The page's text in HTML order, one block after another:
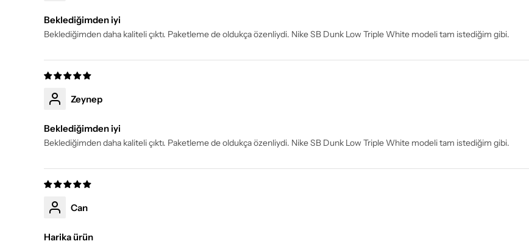
Beklediğimden iyi
Beklediğimden daha kaliteli çıktı. Paketleme de oldukça özenliydi. Nike SB Dunk Low Triple White modeli tam istediğim gibi.
Zeynep
Beklediğimden iyi
Beklediğimden daha kaliteli çıktı. Paketleme de oldukça özenliydi. Nike SB Dunk Low Triple White modeli tam istediğim gibi.
Can
Harika ürün